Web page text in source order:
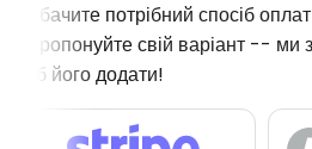
Не бачите потрібний спосіб
запропонуйте свій варіант --
щоб його додати!